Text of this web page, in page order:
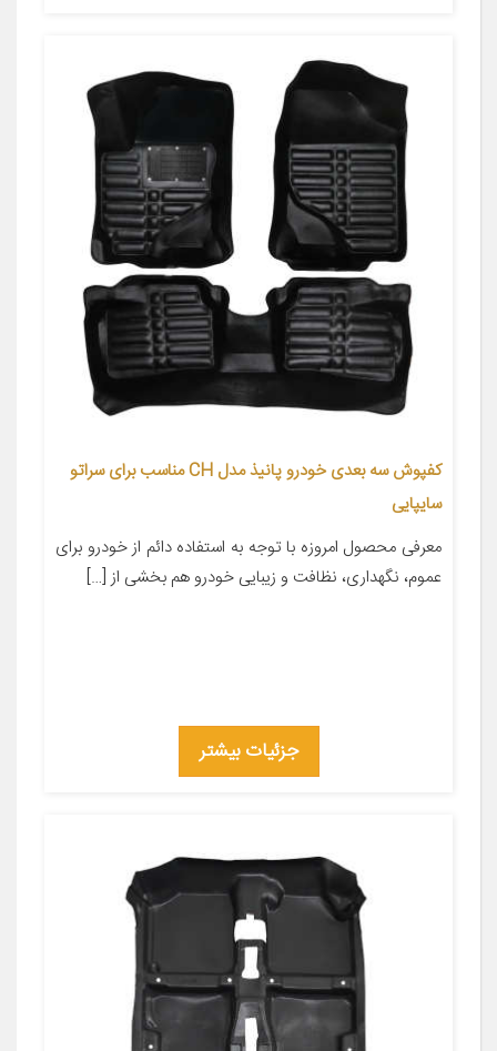
کفپوش سه بعدی خودرو پانیذ مدل CH مناسب برای سراتو
سایپایی
معرفی محصول امروزه با توجه به استفاده دائم از خودرو برای
عموم، نگهداری، نظافت و زیبایی خودرو هم بخشی از […]
جزئیات بیشتر